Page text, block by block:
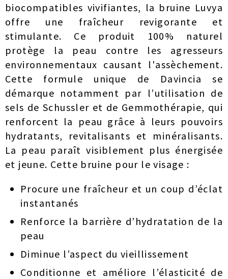
biocompatibles vivifiantes, la bruine Luvya
offre une fraîcheur revigorante et
stimulante. Ce produit 100% naturel
protège la peau contre les agresseurs
environnementaux causant l'assèchement.
Cette formule unique de Davincia se
démarque notamment par l’utilisation de
sels de Schussler et de Gemmothérapie, qui
renforcent la peau grâce à leurs pouvoirs
hydratants, revitalisants et minéralisants.
La peau paraît visiblement plus énergisée
et jeune. Cette bruine pour le visage :
Procure une fraîcheur et un coup d’éclat
instantanés
Renforce la barrière d’hydratation de la
peau
Diminue l’aspect du vieillissement
Conditionne et améliore l’élasticité de